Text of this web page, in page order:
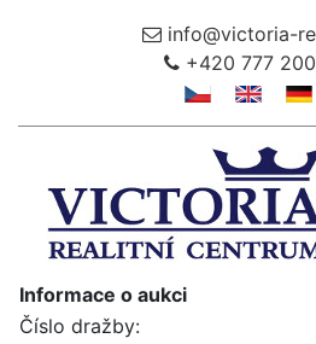
info@victoria-
+420 777
Informace o aukci
Číslo dražby: